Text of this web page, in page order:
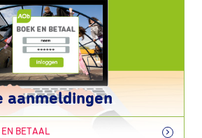
aanmeldingen
EN BETAAL